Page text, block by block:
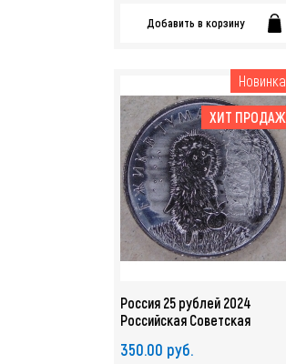
Добавить в корзину
Новинка
ХИТ ПРОДАЖ
Россия 25 рублей 2024
Российская Советская
тумане UNC. арт. 4853
350.00 руб.